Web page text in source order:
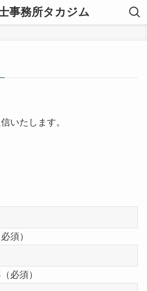
事務所タカジム
いたします。
須）
必須）